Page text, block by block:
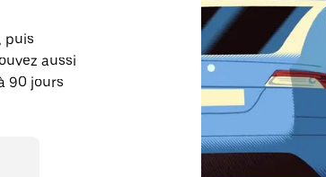
puis
aussi
90 jours